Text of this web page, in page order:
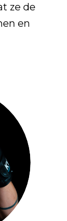
ze de
en